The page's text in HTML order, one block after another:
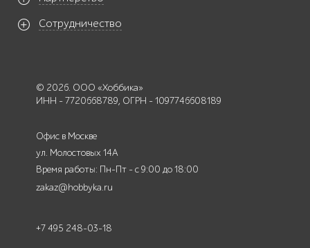
Сотрудничество
© 2026. ООО «Хоббика»
ИНН - 7720668789, ОГРН - 1097746608189
Офис в Москве
ул. Молостовых 14А
Время работы: Пн-Пт - с 9:00 до 18:00
zakaz@hobbyka.ru
+7 495 248-03-18